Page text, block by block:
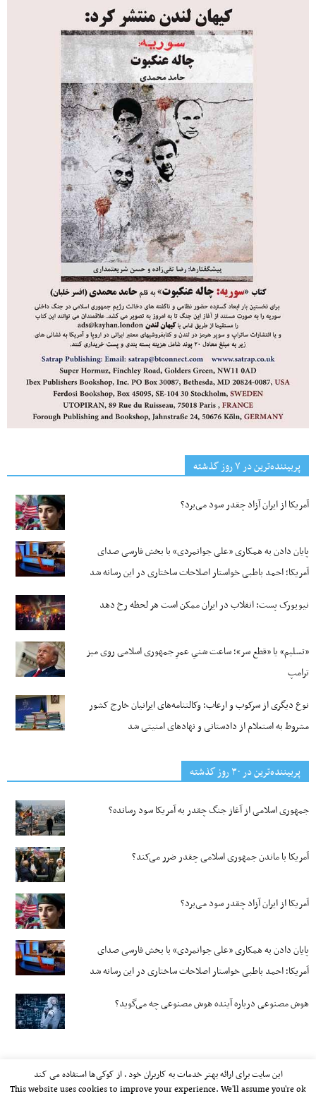
پربیننده‌ترین‌ در ۷ روز گذشته
آمریکا از ایران آزاد چقدر سود می‌برد؟
پایان دادن به همکاری «علی جوانمردی» با بخش فارسی صدای
آمریکا؛ احمد باطبی خواستار اصلاحات ساختاری در این رسانه شد
نیویورک پست: انقلاب در ایران ممکن است هر لحظه رخ دهد
«تسلیم» یا «قطع سر»؛ ساعت شنیِ عمرِ جمهوری اسلامی روی میز
ترامپ
نوع دیگری از سرکوب و ارعاب؛ وکالتنامه‌های ایرانیان خارج کشور
مشروط به استعلام از دادستانی و نهادهای امنیتی شد
پربیننده‌ترین‌ در ۳۰ روز گذشته
جمهوری اسلامی از آغاز جنگ چقدر به آمریکا سود رسانده؟
آمریکا با ماندن جمهوری اسلامی چقدر ضرر می‌کند؟
آمریکا از ایران آزاد چقدر سود می‌برد؟
پایان دادن به همکاری «علی جوانمردی» با بخش فارسی صدای
آمریکا؛ احمد باطبی خواستار اصلاحات ساختاری در این رسانه شد
هوش مصنوعی درباره آینده هوش مصنوعی چه می‌گوید؟
این سایت برای ارائه بهتر خدمات به کاربران خود ، از کوکی‌ها استفاده می کند
This website uses cookies to improve your experience. We'll assume you're ok